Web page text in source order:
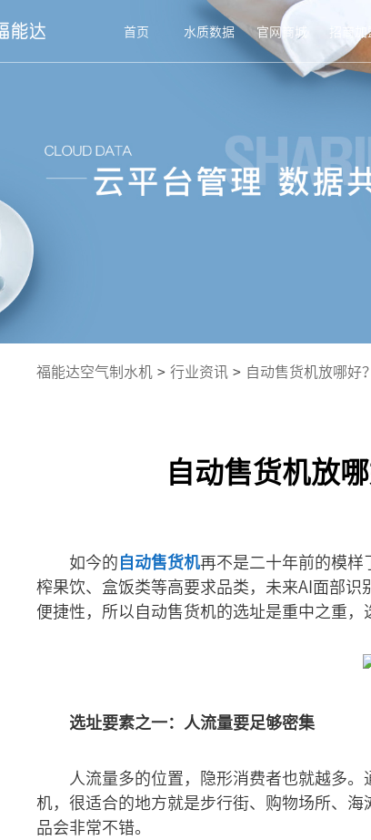
首页 水质数据 官网商城 招商加
福能达空气制水机 > 行业资讯 > 自动售货机放哪好
自动售货机放
如今的自动售货机再不是二十年前的模
榨果饮、盒饭类等高要求品类，未来AI面部
便捷性，所以自动售货机的选址是重中之重
选址要素之一：人流量要足够密集
人流量多的位置，隐形消费者也就越多
机，很适合的地方就是步行街、购物场所、
品会非常不错。